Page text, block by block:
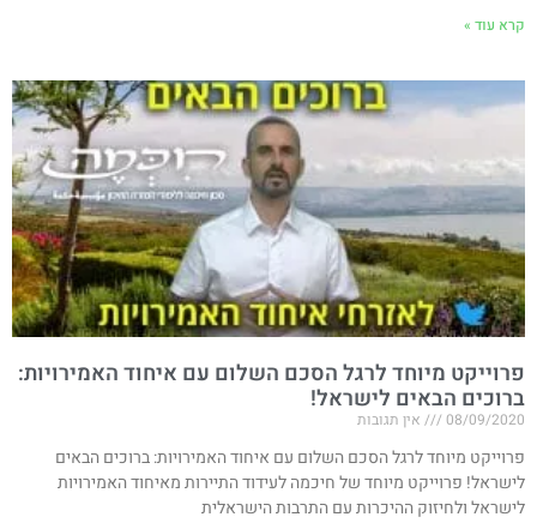
קרא עוד »
פרוייקט מיוחד לרגל הסכם השלום עם איחוד האמירויות​:
ברוכים הבאים לישראל!
08/09/2020 אין תגובות
פרוייקט מיוחד לרגל הסכם השלום עם איחוד האמירויות​: ברוכים הבאים
לישראל! פרוייקט מיוחד של חיכמה לעידוד התיירות מאיחוד האמירויות
לישראל ולחיזוק ההיכרות עם התרבות הישראלית